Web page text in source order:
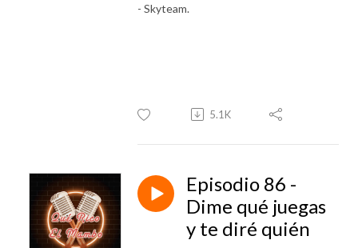
- Skyteam.
5.1K
Episodio 86 -
Dime qué juegas
y te diré quién